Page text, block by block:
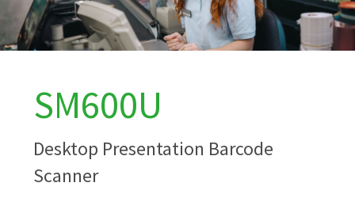
SM600U
Desktop Presentation Barcode
Scanner